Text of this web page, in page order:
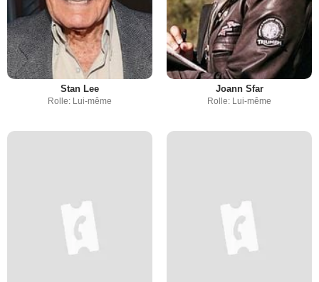
Stan Lee
Rolle: Lui-même
Joann Sfar
Rolle: Lui-même